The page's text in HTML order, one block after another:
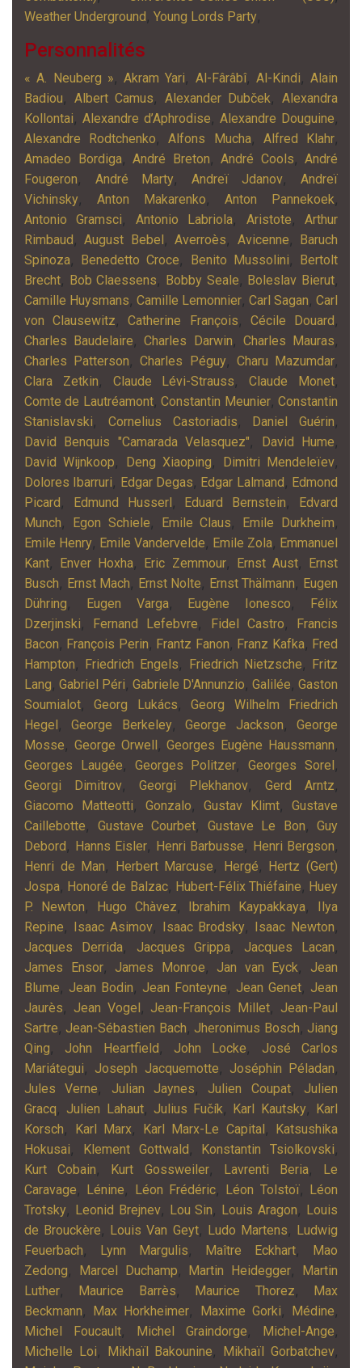
Weather Underground , Young Lords Party,
Personnalités
« A. Neuberg », Akram Yari, Al-Fârâbî, Al-Kindi, Alain
Badiou, Albert Camus, Alexander Dubček,Alexandra
Kollontai, Alexandre d’Aphrodise, Alexandre Douguine,
Alexandre Rodtchenko,Alfons Mucha, Alfred Klahr,
Amadeo Bordiga, André Breton, André Cools, André
Fougeron, André Marty, Andreï Jdanov,Andreï
Vichinsky, Anton Makarenko, Anton Pannekoek,
Antonio Gramsci, Antonio Labriola, Aristote,Arthur
Rimbaud ,August Bebel ,Averroès, Avicenne,
Baruch
Spinoza, Benedetto Croce, Benito Mussolini,
Bertolt
Brecht, Bob Claessens, Bobby Seale, Boleslav Bierut,
Camille Huysmans, Camille Lemonnier, Carl Sagan, Carl
von Clausewitz,Catherine François, Cécile Douard ,
Charles Baudelaire,Charles Darwin, Charles Mauras,
Charles Patterson,Charles Péguy, Charu Mazumdar,
Clara Zetkin, Claude Lévi-Strauss,Claude Monet,
Comte de Lautréamont,Constantin Meunier,Constantin
Stanislavski, Cornelius Castoriadis, Daniel Guérin,
David Benquis "Camarada Velasquez", David Hume,
David Wijnkoop, Deng Xiaoping, Dimitri Mendeleïev,
Dolores Ibarruri, Edgar Degas, Edgar Lalmand , Edmond
Picard , Edmund Husserl , Eduard Bernstein,
Edvard
Munch, Egon Schiele, Emile Claus, Emile Durkheim,
Emile Henry, Emile Vandervelde, Emile Zola, Emmanuel
Kant, Enver Hoxha, Eric Zemmour, Ernst Aust,
Ernst
Busch, Ernst Mach, Ernst Nolte, Ernst Thälmann, Eugen
Dühring, Eugen Varga, Eugène Ionesco,
Félix
Dzerjinski, Fernand Lefebvre, Fidel Castro,
Francis
Bacon, François Perin, Frantz Fanon, Franz Kafka, Fred
Hampton, Friedrich Engels, Friedrich Nietzsche,
Fritz
Lang, Gabriel Péri, Gabriele D'Annunzio, Galilée, Gaston
Soumialot,Georg Lukács,Georg Wilhelm Friedrich
Hegel ,George Berkeley,George Jackson,George
Mosse, George Orwell ,Georges Eugène Haussmann,
Georges Laugée, Georges Politzer,Georges Sorel ,
Georgi Dimitrov, Georgi Plekhanov, Gerd Arntz,
Giacomo Matteotti, Gonzalo, Gustav Klimt, Gustave
Caillebotte, Gustave Courbet, Gustave Le Bon, Guy
Debord , Hanns Eisler, Henri Barbusse, Henri Bergson,
Henri de Man, Herbert Marcuse, Hergé,
Hertz (Gert)
Jospa, Honoré de Balzac, Hubert-Félix Thiéfaine, Huey
P. Newton, Hugo Chàvez, Ibrahim Kaypakkaya,
Ilya
Repine, Isaac Asimov, Isaac Brodsky, Isaac Newton,
Jacques Derrida, Jacques Grippa, Jacques Lacan,
James Ensor, James Monroe, Jan van Eyck, Jean
Blume, Jean Bodin, Jean Fonteyne, Jean Genet, Jean
Jaurès, Jean Vogel , Jean-François Millet, Jean-Paul
Sartre, Jean-Sébastien Bach, Jheronimus Bosch, Jiang
Qing, John Heartfield , John Locke, José Carlos
Mariátegui, Joseph Jacquemotte, Joséphin Péladan,
Jules Verne, Julian Jaynes, Julien Coupat, Julien
Gracq, Julien Lahaut, Julius Fučík, Karl Kautsky,
Karl
Korsch, Karl Marx, Karl Marx-Le Capital ,
Katsushika
Hokusai, Klement Gottwald , Konstantin Tsiolkovski,
Kurt Cobain, Kurt Gossweiler, Lavrenti Beria,
Le
Caravage, Lénine, Léon Frédéric, Léon Tolstoï,
Léon
Trotsky, Leonid Brejnev, Lou Sin, Louis Aragon, Louis
de Brouckère, Louis Van Geyt, Ludo Martens, Ludwig
Feuerbach, Lynn Margulis, Maître Eckhart,
Mao
Zedong, Marcel Duchamp, Martin Heidegger,
Martin
Luther, Maurice Barrès, Maurice Thorez,
Max
Beckmann, Max Horkheimer, Maxime Gorki, Médine,
Michel Foucault, Michel Graindorge, Michel-Ange,
Michelle Loi, Mikhaïl Bakounine, Mikhaïl Gorbatchev,